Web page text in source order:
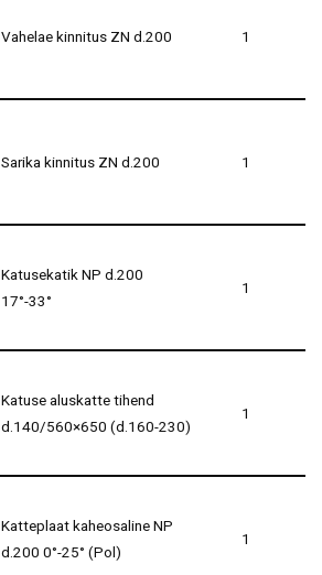
Vahelae kinnitus ZN d.200 1
Sarika kinnitus ZN d.200 1
Katusekatik NP d.200
17°-33°
1
Katuse aluskatte tihend
d.140/560×650 (d.160-230)
1
Katteplaat kaheosaline NP
d.200 0°-25° (Pol)
1